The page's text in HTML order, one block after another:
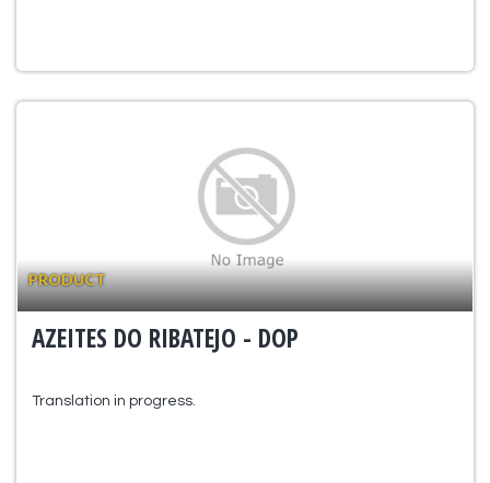
PRODUCT
AZEITES DO RIBATEJO - DOP
Translation in progress.